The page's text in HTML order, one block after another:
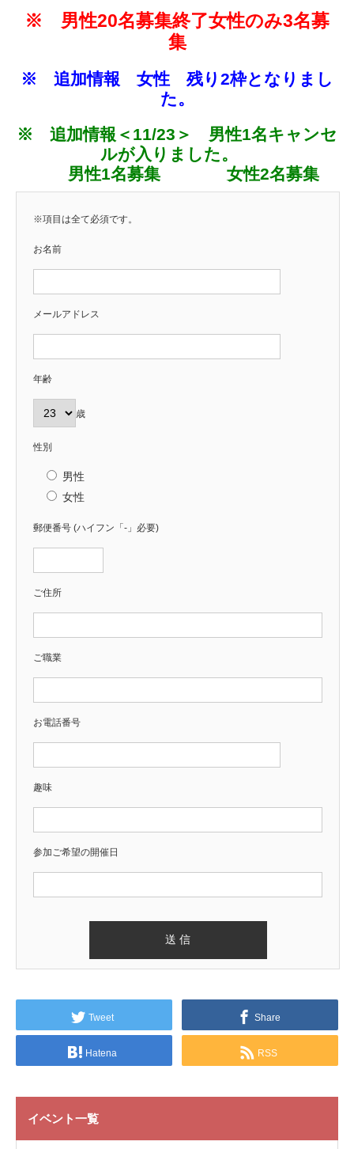
※ 男性20名募集終了女性のみ3名募
集
※ 追加情報 女性 残り2枠となりまし
た。
※ 追加情報＜11/23＞ 男性1名キャンセ
ルが入りました。
男性1名募集 女性2名募集
※項目は全て必須です。
お名前
メールアドレス
年齢
歳
性別
男性
女性
郵便番号 (ハイフン「-」必要)
ご住所
ご職業
お電話番号
趣味
参加ご希望の開催日
Tweet Share
Hatena RSS
イベント一覧